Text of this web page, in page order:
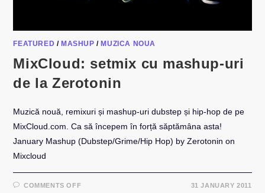
FEATURED /MASHUP /MUZICA NOUA
MixCloud: setmix cu mashup-uri
de la Zerotonin
Muzică nouă, remixuri și mashup-uri dubstep și hip-hop de pe
MixCloud.com. Ca să începem în forță săptămâna asta!
January Mashup (Dubstep/Grime/Hip Hop) by Zerotonin on
Mixcloud
COMMENTS OFFON
31 JANUARY 2011